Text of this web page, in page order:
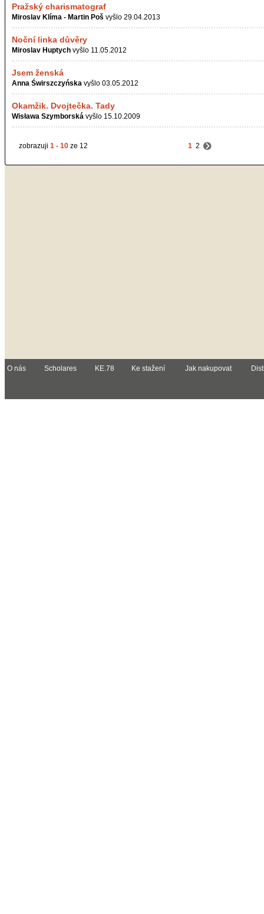
Pražský charismatograf
Miroslav Klíma - Martin Poš vyšlo 29.04.2013
Noční linka důvěry
Miroslav Huptych vyšlo 11.05.2012
Jsem ženská
Anna Świrszczyńska vyšlo 03.05.2012
Okamžik. Dvojtečka. Tady
Wisława Szymborská vyšlo 15.10.2009
zobrazuji 1 - 10 ze 12 1 2
O nás Scholares KE.78 Ke stažení Jak nakupovat